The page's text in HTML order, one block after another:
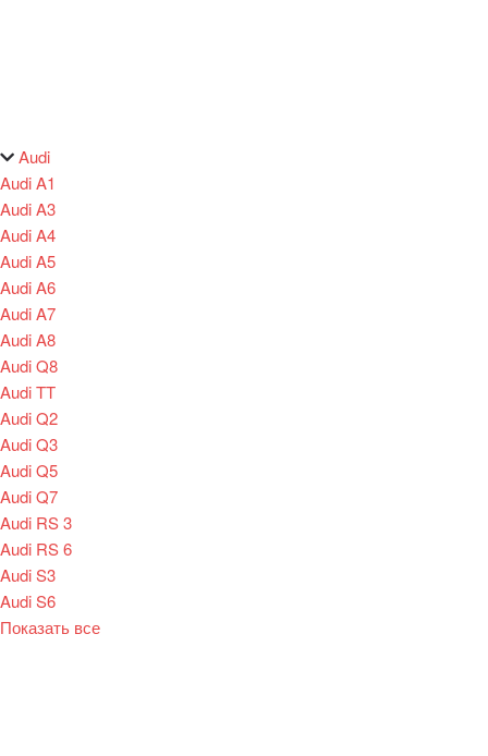
Audi
Audi A1
Audi A3
Audi A4
Audi A5
Audi A6
Audi A7
Audi A8
Audi Q8
Audi TT
Audi Q2
Audi Q3
Audi Q5
Audi Q7
Audi RS 3
Audi RS 6
Audi S3
Audi S6
Показать все